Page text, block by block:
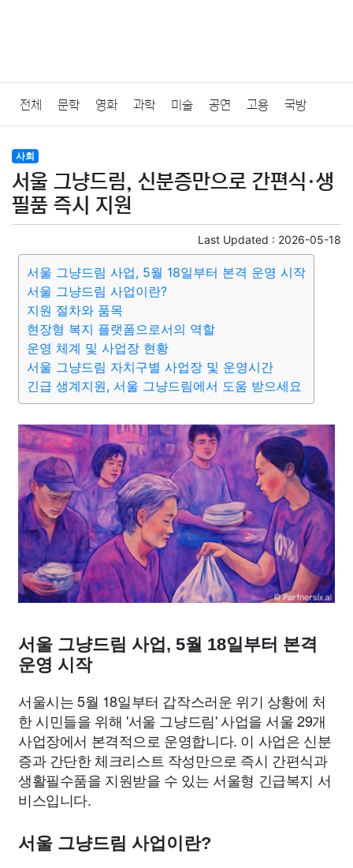
전체 문학 영화 과학 미술 공연 고용 국방
법률
질병 가요 방송 일상 주식 암호화폐 블록체인
미용 증권 인테리어
요리 상품리뷰 원예 금융 게임 스포츠 사진
대출 자동차 취미 여행 맛집
종교 사회 정치 건강 의료 의학 경제
부동산 외국어 교육 교통 생활 기타
사회
서울 그냥드림, 신분증만으로 간편식·생
필품 즉시 지원
Last Updated : 2026-05-18
서울 그냥드림 사업, 5월 18일부터 본격 운영 시작
서울 그냥드림 사업이란?
지원 절차와 품목
현장형 복지 플랫폼으로서의 역할
운영 체계 및 사업장 현황
서울 그냥드림 자치구별 사업장 및 운영시간
긴급 생계지원, 서울 그냥드림에서 도움 받으세요
서울 그냥드림 사업, 5월 18일부터 본격
운영 시작
서울시는 5월 18일부터 갑작스러운 위기 상황에 처
한 시민들을 위해 '서울 그냥드림' 사업을 서울 29개
사업장에서 본격적으로 운영합니다. 이 사업은 신분
증과 간단한 체크리스트 작성만으로 즉시 간편식과
생활필수품을 지원받을 수 있는 서울형 긴급복지 서
비스입니다.
서울 그냥드림 사업이란?